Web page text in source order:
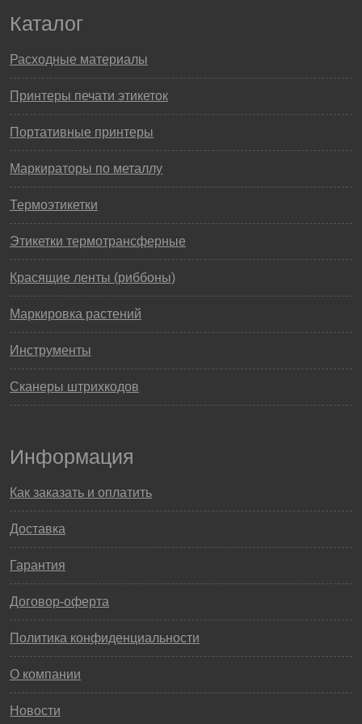
Каталог
Расходные материалы
Принтеры печати этикеток
Портативные принтеры
Маркираторы по металлу
Термоэтикетки
Этикетки термотрансферные
Красящие ленты (риббоны)
Маркировка растений
Инструменты
Сканеры штрихкодов
Информация
Как заказать и оплатить
Доставка
Гарантия
Договор-оферта
Политика конфиденциальности
О компании
Новости